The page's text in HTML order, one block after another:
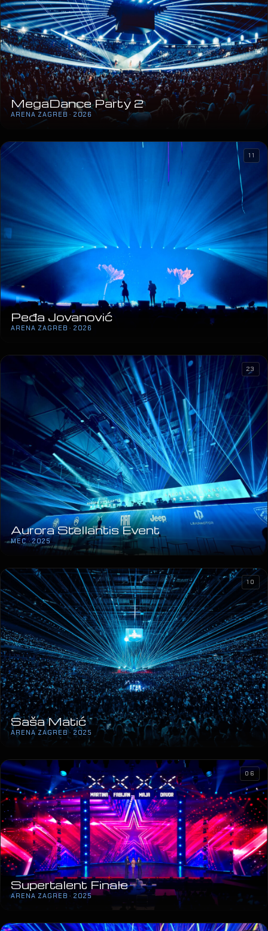
MegaDance Party 2
ARENA ZAGREB · 2026
Peđa Jovanović
ARENA ZAGREB · 2026
11
Aurora Stellantis Event
MEC · 2025
23
Saša Matić
ARENA ZAGREB · 2025
10
Supertalent Finale
ARENA ZAGREB · 2025
06